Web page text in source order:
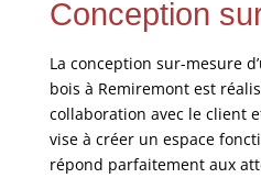
Conception
La conception sur-mesure
bois à Remiremont est
collaboration avec le client
vise à créer un espace
répond parfaitement aux